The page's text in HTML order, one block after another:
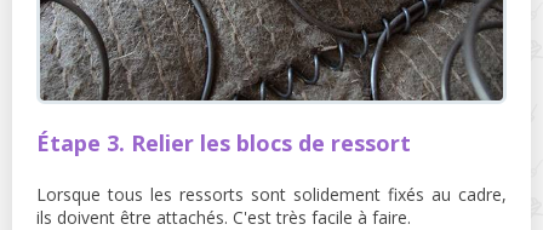
Étape 3. Relier les blocs de ressort
Lorsque tous les ressorts sont solidement fixés au cadre,
ils doivent être attachés. C'est très facile à faire.